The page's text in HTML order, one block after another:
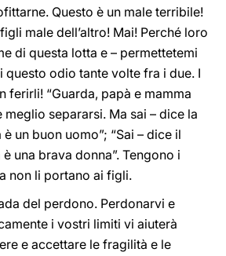
Questo è un male terribile!
male dell’altro! Mai! Perché loro
di questa lotta e – permettetemi
questo odio tante volte fra i due. I
ferirli! “Guarda, papà e mamma
separarsi. Ma sai – dice la
un buon uomo”; “Sai – dice il
una brava donna”. Tengono i
non li portano ai figli.
del perdono. Perdonarvi e
i vostri limiti vi aiuterà
e accettare le fragilità e le